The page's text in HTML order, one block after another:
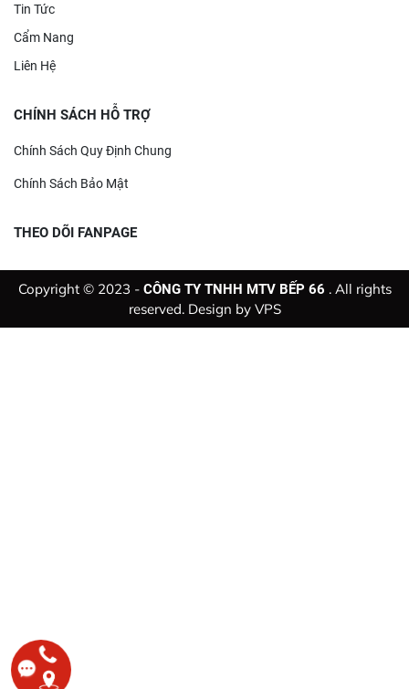
Cẩm Nang
Liên Hệ
CHÍNH SÁCH HỖ TRỢ
Chính Sách Quy Định Chung
Chính Sách Bảo Mật
THEO DÕI FANPAGE
Copyright © 2023 - CÔNG TY TNHH MTV BẾP 66 . All rights
reserved. Design by VPS